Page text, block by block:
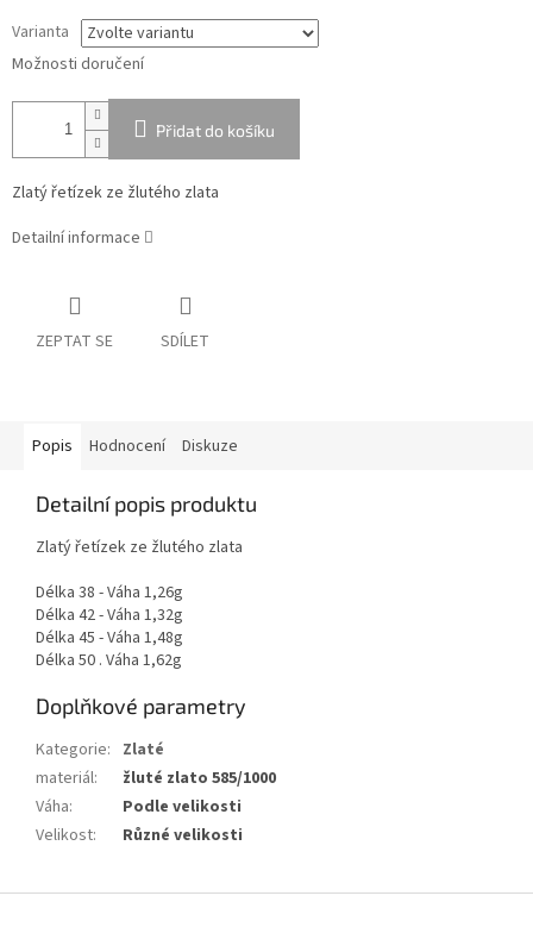
Varianta
Možnosti doručení
Přidat do košíku
Zlatý řetízek ze žlutého zlata
Detailní informace
ZEPTAT SE SDÍLET
Popis Hodnocení Diskuze
Detailní popis produktu
Zlatý řetízek ze žlutého zlata
Délka 38 - Váha 1,26g
Délka 42 - Váha 1,32g
Délka 45 - Váha 1,48g
Délka 50 . Váha 1,62g
Doplňkové parametry
Kategorie: Zlaté
materiál:
žluté zlato 585/1000
Váha:
Podle velikosti
Velikost: Různé velikosti